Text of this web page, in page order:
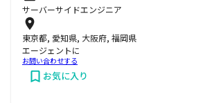
サーバーサイドエンジニア
東京都, 愛知県, 大阪府, 福岡県
エージェントに
お問い合わせする
お気に入り